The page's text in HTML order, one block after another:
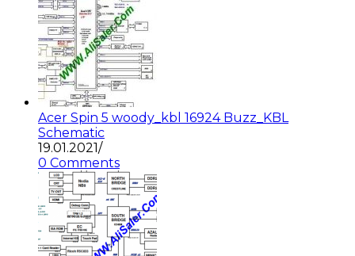
Acer Spin 5 woody_kbl 16924 Buzz_KBL
Schematic
19.01.2021/
0 Comments